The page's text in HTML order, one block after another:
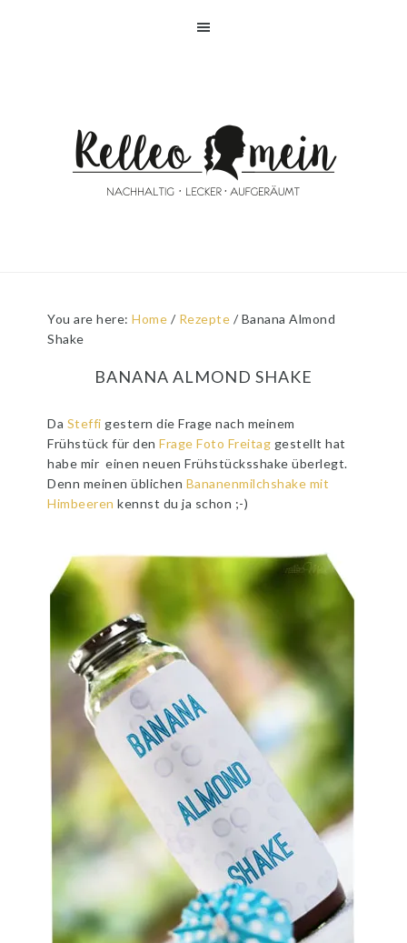
You are here:Home / Rezepte / Banana Almond
Shake
BANANA ALMOND SHAKE
Da Steffi gestern die Frage nach meinem
Frühstück für denFrage Foto Freitag gestellt hat
habe mir einen neuen Frühstücksshake überlegt.
Denn meinen üblichen Bananenmilchshake mit
Himbeerenkennst du ja schon ;-)